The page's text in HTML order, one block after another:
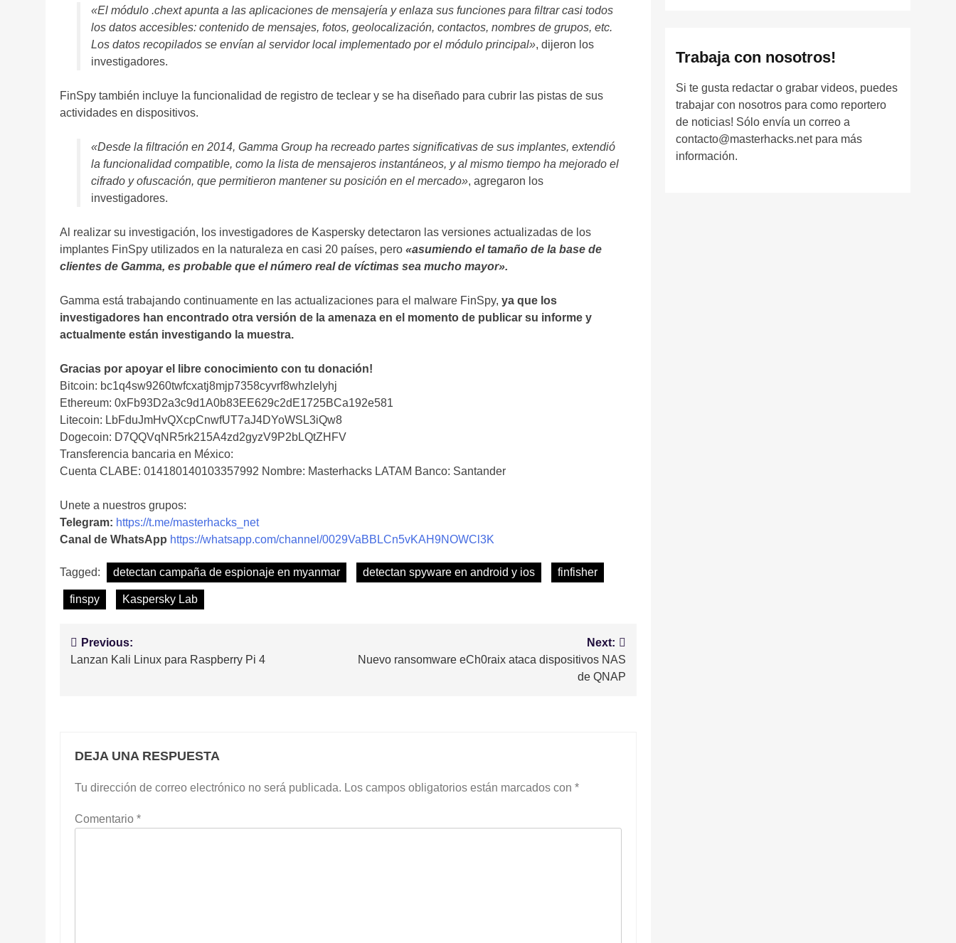
«El módulo .chext apunta a las aplicaciones de mensajería y enlaza sus funciones para filtrar casi todos
los datos accesibles: contenido de mensajes, fotos, geolocalización, contactos, nombres de grupos, etc.
Los datos recopilados se envían al servidor local implementado por el módulo principal», dijeron los
investigadores.
FinSpy también incluye la funcionalidad de registro de teclear y se ha diseñado para cubrir las pistas de sus
actividades en dispositivos.
«Desde la filtración en 2014, Gamma Group ha recreado partes significativas de sus implantes, extendió
la funcionalidad compatible, como la lista de mensajeros instantáneos, y al mismo tiempo ha mejorado el
cifrado y ofuscación, que permitieron mantener su posición en el mercado», agregaron los
investigadores.
Al realizar su investigación, los investigadores de Kaspersky detectaron las versiones actualizadas de los
implantes FinSpy utilizados en la naturaleza en casi 20 países, pero «asumiendo el tamaño de la base de
clientes de Gamma, es probable que el número real de víctimas sea mucho mayor».
Gamma está trabajando continuamente en las actualizaciones para el malware FinSpy, ya que los
investigadores han encontrado otra versión de la amenaza en el momento de publicar su informe y
actualmente están investigando la muestra.
Gracias por apoyar el libre conocimiento con tu donación!
Bitcoin: bc1q4sw9260twfcxatj8mjp7358cyvrf8whzlelyhj
Ethereum: 0xFb93D2a3c9d1A0b83EE629c2dE1725BCa192e581
Litecoin: LbFduJmHvQXcpCnwfUT7aJ4DYoWSL3iQw8
Dogecoin: D7QQVqNR5rk215A4zd2gyzV9P2bLQtZHFV
Transferencia bancaria en México:
Cuenta CLABE: 014180140103357992 Nombre: Masterhacks LATAM Banco: Santander
Unete a nuestros grupos:
Telegram: https://t.me/masterhacks_net
Canal de WhatsApp https://whatsapp.com/channel/0029VaBBLCn5vKAH9NOWCl3K
Tagged: detectan campaña de espionaje en myanmar detectan spyware en android y ios finfisher
finspy Kaspersky Lab
Navegación
Previous:
Lanzan Kali Linux para Raspberry Pi 4
Next:
Nuevo ransomware eCh0raix ataca dispositivos NAS
de QNAP
DEJA UNA RESPUESTA
Tu dirección de correo electrónico no será publicada. Los campos obligatorios están marcados con *
Comentario *
Trabaja con nosotros!
Si te gusta redactar o grabar videos, puedes
trabajar con nosotros para como reportero
de noticias! Sólo envía un correo a
contacto@masterhacks.net para más
información.